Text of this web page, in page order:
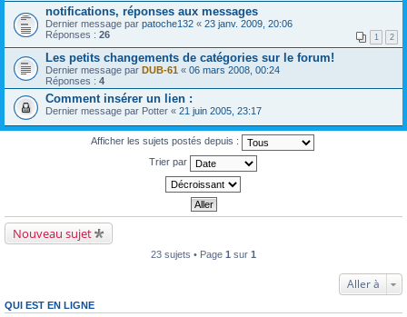
notifications, réponses aux messages
Dernier message par patoche132 « 23 janv. 2009, 20:06
Réponses : 26 1 2
Les petits changements de catégories sur le forum!
Dernier message par DUB-61 « 06 mars 2008, 00:24
Réponses : 4
Comment insérer un lien :
Dernier message par Potter « 21 juin 2005, 23:17
Afficher les sujets postés depuis :
Trier par
Nouveau sujet
23 sujets • Page 1 sur 1
Aller à
QUI EST EN LIGNE